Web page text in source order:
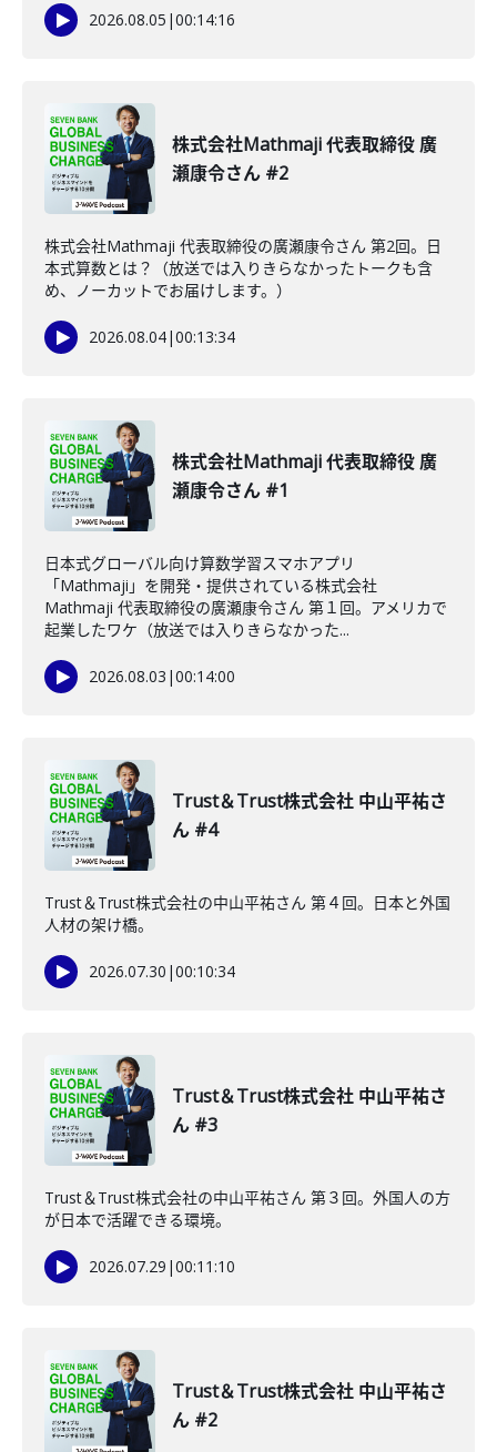
2026.08.05 |00:14:16
株式会社Mathmaji 代表取締役 廣
瀬康令さん #2
株式会社Mathmaji 代表取締役の廣瀬康令さん 第2回。日
本式算数とは？（放送では入りきらなかったトークも含
め、ノーカットでお届けします。）
2026.08.04|00:13:34
株式会社Mathmaji 代表取締役 廣
瀬康令さん #1
日本式グローバル向け算数学習スマホアプリ
「Mathmaji」を開発・提供されている株式会社
Mathmaji 代表取締役の廣瀬康令さん 第１回。アメリカで
起業したワケ（放送では入りきらなかった...
2026.08.03 |00:14:00
Trust＆Trust株式会社 中山平祐さ
ん #4
Trust＆Trust株式会社の中山平祐さん 第４回。日本と外国
人材の架け橋。
2026.07.30 |00:10:34
Trust＆Trust株式会社 中山平祐さ
ん #3
Trust＆Trust株式会社の中山平祐さん 第３回。外国人の方
が日本で活躍できる環境。
2026.07.29 |00:11:10
Trust＆Trust株式会社 中山平祐さ
ん #2